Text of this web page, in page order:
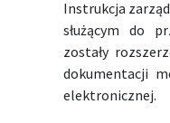
Instrukcja
służącym do
zostały
dokumentacji
elektronicznej.